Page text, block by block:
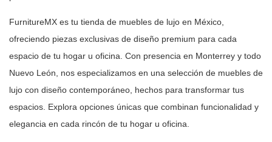
FurnitureMX es tu tienda de muebles de lujo en México,
ofreciendo piezas exclusivas de diseño premium para cada
espacio de tu hogar u oficina. Con presencia en Monterrey y todo
Nuevo León, nos especializamos en una selección de muebles de
lujo con diseño contemporáneo, hechos para transformar tus
espacios. Explora opciones únicas que combinan funcionalidad y
elegancia en cada rincón de tu hogar u oficina.